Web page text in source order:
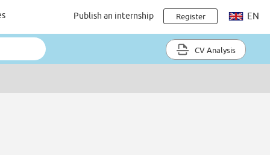
Publish an internship Register EN
CV Analysis